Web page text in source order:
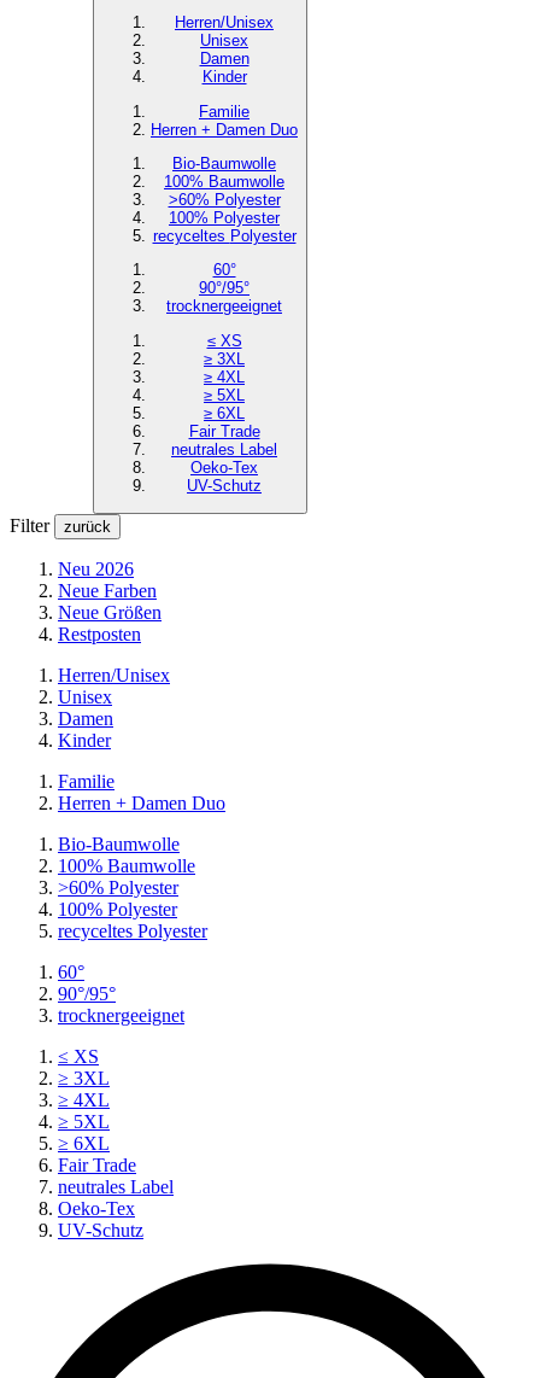
Herren/Unisex
Unisex
Damen
Kinder
Familie
Herren + Damen Duo
Bio-Baumwolle
100% Baumwolle
>60% Polyester
100% Polyester
recyceltes Polyester
60°
90°/95°
trocknergeeignet
≤ XS
≥ 3XL
≥ 4XL
≥ 5XL
≥ 6XL
Fair Trade
neutrales Label
Oeko-Tex
UV-Schutz
Filter zurück
Neu 2026
Neue Farben
Neue Größen
Restposten
Herren/Unisex
Unisex
Damen
Kinder
Familie
Herren + Damen Duo
Bio-Baumwolle
100% Baumwolle
>60% Polyester
100% Polyester
recyceltes Polyester
60°
90°/95°
trocknergeeignet
≤ XS
≥ 3XL
≥ 4XL
≥ 5XL
≥ 6XL
Fair Trade
neutrales Label
Oeko-Tex
UV-Schutz